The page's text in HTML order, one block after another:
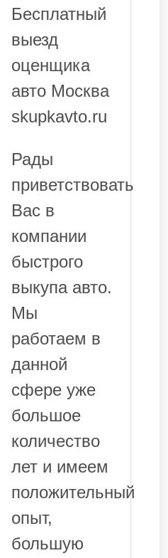
5
Бесплатный
выезд
оценщика
авто Москва
skupkavto.ru
Рады
приветствовать
Вас в
компании
быстрого
выкупа авто.
Мы
работаем в
данной
сфере уже
большое
количество
лет и имеем
положительный
опыт,
большую